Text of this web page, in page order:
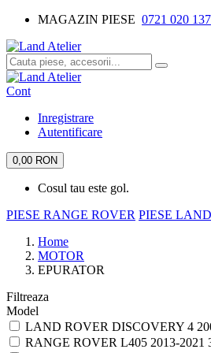
MAGAZIN PIESE 0721 020 137
Cont
Inregistrare
Autentificare
0,00 RON
Cosul tau este gol.
PIESE RANGE ROVER PIESE
Home
MOTOR
EPURATOR
Filtreaza
Model
LAND ROVER DISCOVERY 4
RANGE ROVER L405 2013-2021